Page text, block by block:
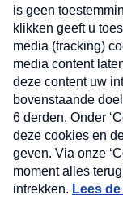
Nieuwsbrief
Neem hier een
nieuwsbrief.